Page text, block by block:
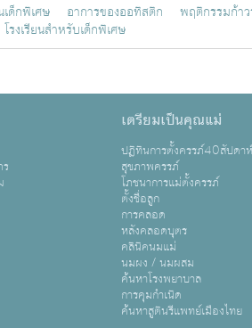
เด็กพิเศษ อาการของออทิสติก พฤติกรรมก้าว
โรงเรียนสำหรับเด็กพิเศษ
เตรียมเป็นคุณแม่
ปฏิทินการตั้งครรภ์40สัปดา
สุขภาพครรภ์
โภชนาการแม่ตั้งครรภ์
ตั้งชื่อลูก
การคลอด
หลังคลอดบุตร
คลินิคนมแม่
นมผง / นมผสม
ค้นหาโรงพยาบาล
การคุมกำเนิด
ค้นหาสูตินรีแพทย์เมืองไทย